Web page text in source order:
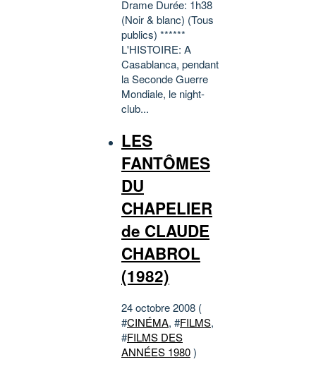
Drame Durée: 1h38
(Noir & blanc) (Tous
publics) ******
L'HISTOIRE: A
Casablanca, pendant
la Seconde Guerre
Mondiale, le night-
club...
LES
FANTÔMES
DU
CHAPELIER
de CLAUDE
CHABROL
(1982)
24 octobre 2008 (
#CINÉMA, #FILMS,
#FILMS DES
ANNÉES 1980)